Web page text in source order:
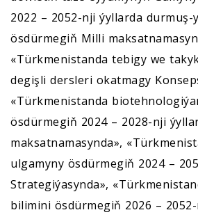
2022 – 2052-nji ýyllarda durmuş-
ösdürmegiň Milli
«Türkmenistanda tebigy we
degişli dersleri okatmagy
«Türkmenistanda
ösdürmegiň 2024 – 2028-nji
maksatnamasynda»,
ulgamyny ösdürmegiň 2024 –
Strategiýasynda»,
bilimini ösdürmegiň 2026 –